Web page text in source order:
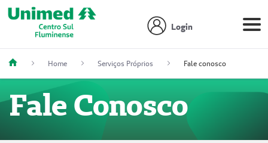
Login
Home Serviços Próprios Fale conosco
Fale Conosco